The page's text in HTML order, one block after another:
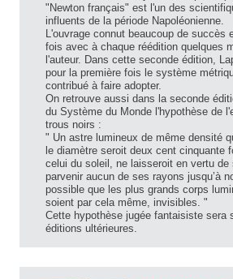
"Newton français" est l'un des
influents de la période Napoléonienne.
L'ouvrage connut beaucoup de succès
fois avec à chaque réédition quelques
l'auteur. Dans cette seconde édition,
pour la première fois le système
contribué à faire adopter.
On retrouve aussi dans la seconde
du Système du Monde l'hypothèse de
trous noirs :
" Un astre lumineux de même densité
le diamètre seroit deux cent cinquante
celui du soleil, ne laisseroit en vertu de
parvenir aucun de ses rayons jusqu’à
possible que les plus grands corps
soient par cela même, invisibles. "
Cette hypothèse jugée fantaisiste sera
éditions ultérieures.